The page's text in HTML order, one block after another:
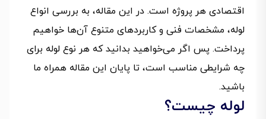
اقتصادی هر پروژه است. در این مقاله، به بررسی انواع
لوله، مشخصات فنی و کاربردهای متنوع آن‌ها خواهیم
پرداخت. پس اگر می‌خواهید بدانید که هر نوع لوله برای
چه شرایطی مناسب است، تا پایان این مقاله همراه ما
باشید.
لوله چیست؟